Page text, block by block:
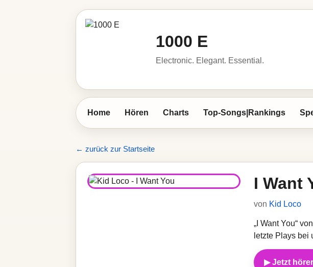
1000 E
Electronic. Elegant. Essential.
Home Hören Charts Top-Songs|Rankings
← zurück zur Startseite
I Want
von Kid Loco
„I Want You“
letzte Plays bei
▶ Jetzt